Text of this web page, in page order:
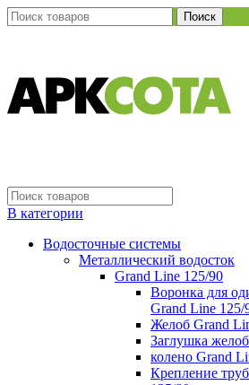
Поиск
В категории
Водосточные системы
Металлический водосток
Grand Line 125/90
Воронка для
Grand Line 125/
Желоб Grand
Заглушка
колено Grand
Крепление